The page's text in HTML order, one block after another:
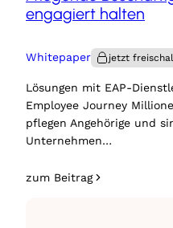
engagiert halten
Whitepaper
Lösungen mit EAP-
Employee Journey
pflegen Angehörige und
Unternehmen…
zum Beitrag